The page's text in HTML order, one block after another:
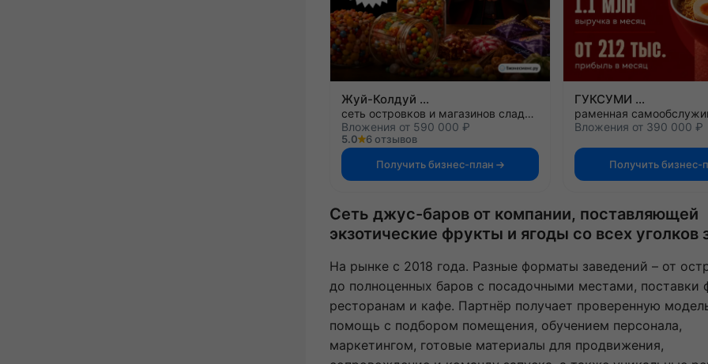
Жуй-Колдуй
сеть островков и магазинов сладостей
Вложения от 590 000 ₽
5.0
6 отзывов
Получить бизнес-план
ГУКСУМИ
раменная
Вложения от 390 000 ₽
Получить бизнес-
Сеть джус-баров от компании, поставляющей
экзотические фрукты и ягоды со всех уголков
На рынке с 2018 года. Разные форматы заведений – от
до полноценных баров с посадочными местами, поставки
ресторанам и кафе. Партнёр получает проверенную
помощь с подбором помещения, обучением персонала,
маркетингом, готовые материалы для продвижения,